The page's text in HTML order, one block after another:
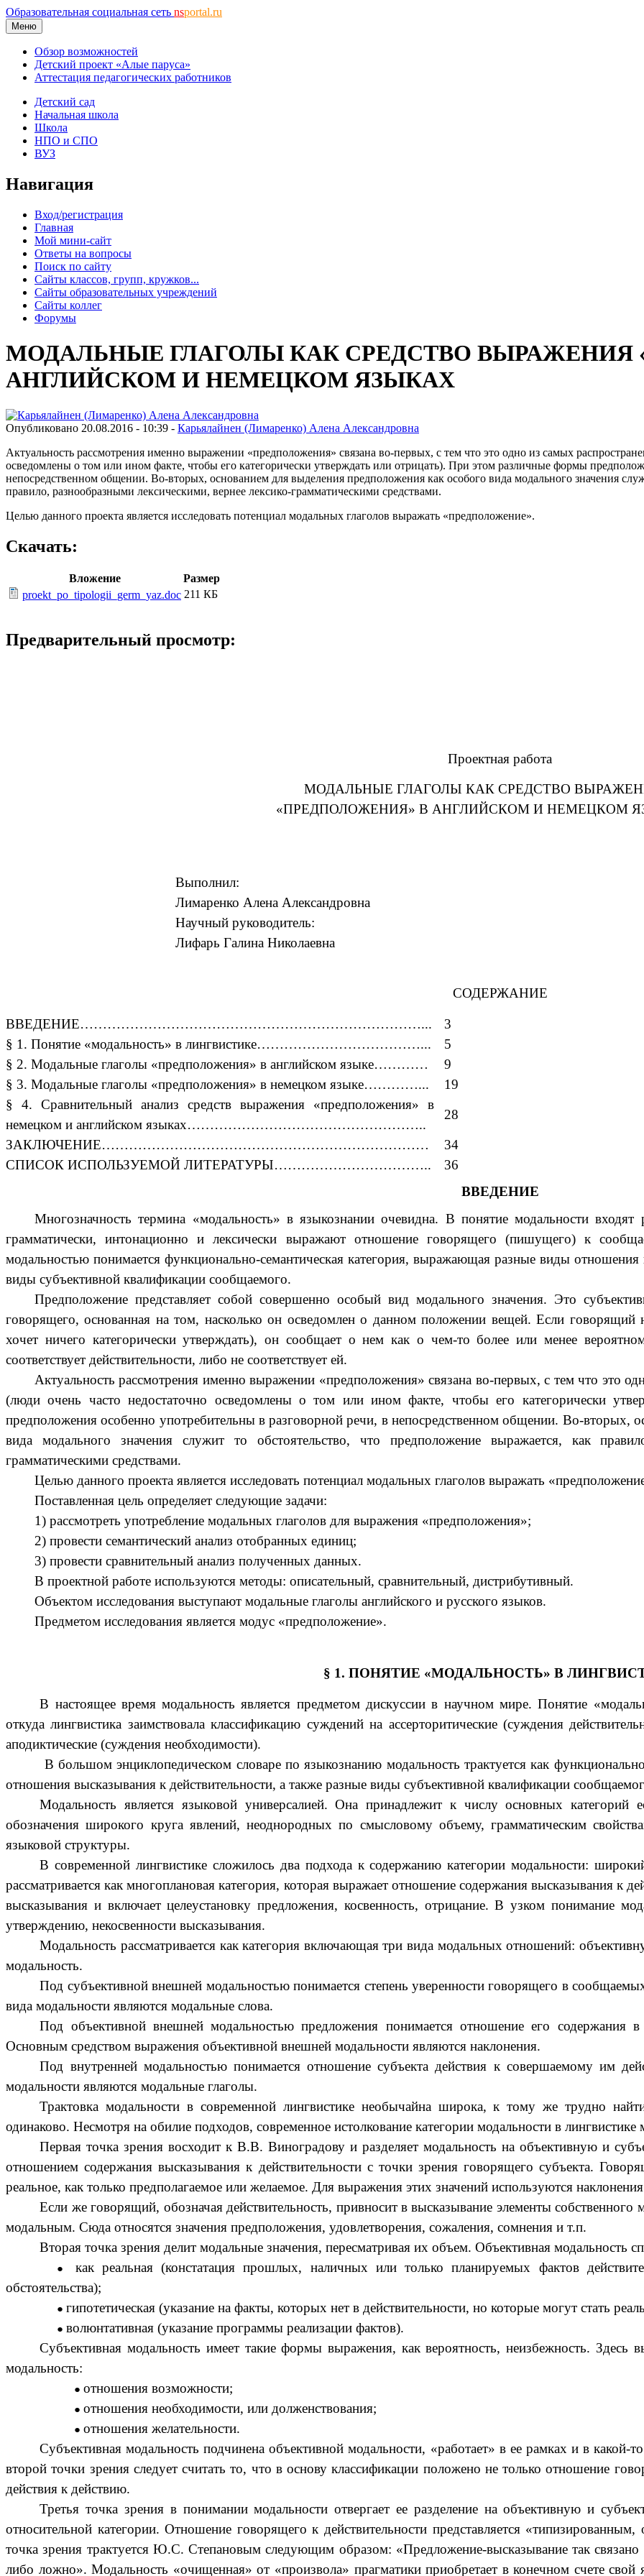
Образовательная социальная сеть nsportal.ru
Меню
Обзор возможностей
Детский проект «Алые паруса»
Аттестация педагогических работников
Детский сад
Начальная школа
Школа
НПО и СПО
ВУЗ
Навигация
Вход/регистрация
Главная
Мой мини-сайт
Ответы на вопросы
Поиск по сайту
Сайты классов, групп, кружков...
Сайты образовательных учреждений
Сайты коллег
Форумы
МОДАЛЬНЫЕ ГЛАГОЛЫ КАК СРЕДСТВО ВЫРАЖЕНИЯ
АНГЛИЙСКОМ И НЕМЕЦКОМ ЯЗЫКАХ
Опубликовано 20.08.2016 - 10:39 - Карьялайнен (Лимаренко) Алена Александровна
Актуальность рассмотрения именно выражении «предположения» связана во-первых, с тем что это одно из самых
осведомлены о том или ином факте, чтобы его категорически утверждать или отрицать). При этом различные формы
непосредственном общении. Во-вторых, основанием для выделения предположения как особого вида модального значения
правило, разнообразными лексическими, вернее лексико-грамматическими средствами.
Целью данного проекта является исследовать потенциал модальных глаголов выражать «предположение».
Скачать:
Вложение
Размер
proekt_po_tipologii_germ_yaz.doc 211 КБ
Предварительный просмотр:
Проектная работа
МОДАЛЬНЫЕ ГЛАГОЛЫ КАК СРЕДСТВО
«ПРЕДПОЛОЖЕНИЯ» В АНГЛИЙСКОМ И НЕМЕЦКОМ
Выполнил:
Лимаренко Алена Александровна
Научный руководитель:
Лифарь Галина Николаевна
СОДЕРЖАНИЕ
ВВЕДЕНИЕ…………………………………………………………………...
3
§ 1. Понятие «модальность» в лингвистике………………………………...
5
§ 2. Модальные глаголы «предположения» в английском языке…………
9
§ 3. Модальные глаголы «предположения» в немецком языке…………...
19
§ 4. Сравнительный анализ средств выражения «предположения» в
немецком и английском языках……………………………………………..
28
ЗАКЛЮЧЕНИЕ………………………………………………………………
34
СПИСОК ИСПОЛЬЗУЕМОЙ ЛИТЕРАТУРЫ……………………………..
36
ВВЕДЕНИЕ
Многозначность термина «модальность» в языкознании очевидна. В понятие модальности
грамматически, интонационно и лексически выражают отношение говорящего (пишущего) к
модальностью понимается функционально-семантическая категория, выражающая разные виды отношения
виды субъективной квалификации сообщаемого.
Предположение представляет собой совершенно особый вид модального значения. Это
говорящего, основанная на том, насколько он осведомлен о данном положении вещей. Если говорящий
хочет ничего категорически утверждать), он сообщает о нем как о чем-то более или менее
соответствует действительности, либо не соответствует ей.
Актуальность рассмотрения именно выражении «предположения» связана во-первых, с тем что это
(люди очень часто недостаточно осведомлены о том или ином факте, чтобы его категорически
предположения особенно употребительны в разговорной речи, в непосредственном общении. Во-вторых,
вида модального значения служит то обстоятельство, что предположение выражается, как
грамматическими средствами.
Целью данного проекта является исследовать потенциал модальных глаголов выражать
Поставленная цель определяет следующие задачи:
1) рассмотреть употребление модальных глаголов для выражения «предположения»;
2) провести семантический анализ отобранных единиц;
3) провести сравнительный анализ полученных данных.
В проектной работе используются методы: описательный, сравнительный, дистрибутивный.
Объектом исследования выступают модальные глаголы английского и русского языков.
Предметом исследования является модус «предположение».
§ 1. ПОНЯТИЕ «МОДАЛЬНОСТЬ» В
В настоящее время модальность является предметом дискуссии в научном мире. Понятие
откуда лингвистика заимствовала классификацию суждений на ассерторитические (суждения
аподиктические (суждения необходимости).
В большом энциклопедическом словаре по языкознанию модальность трактуется как
отношения высказывания к действительности, а также разные виды субъективной квалификации
Модальность является языковой универсалией. Она принадлежит к числу основных категорий
обозначения широкого круга явлений, неоднородных по смысловому объему, грамматическим
языковой структуры.
В современной лингвистике сложилось два подхода к содержанию категории модальности:
рассматривается как многоплановая категория, которая выражает отношение содержания высказывания к
высказывания и включает целеустановку предложения, косвенность, отрицание. В узком понимание
утверждению, некосвенности высказывания.
Модальность рассматривается как категория включающая три вида модальных отношений:
модальность.
Под субъективной внешней модальностью понимается степень уверенности говорящего в
вида модальности являются модальные слова.
Под объективной внешней модальностью предложения понимается отношение его содержания в
Основным средством выражения объективной внешней модальности являются наклонения.
Под внутренней модальностью понимается отношение субъекта действия к совершаемому им
модальности являются модальные глаголы.
Трактовка модальности в современной лингвистике необычайна широка, к тому же трудно
одинаково. Несмотря на обилие подходов, современное истолкование категории модальности в
Первая точка зрения восходит к В.В. Виноградову и разделяет модальность на объективную и
отношением содержания высказывания к действительности с точки зрения говорящего субъекта.
реальное, как только предполагаемое или желаемое. Для выражения этих значений используются наклонения
Если же говорящий, обозначая действительность, привносит в высказывание элементы собственного
модальным. Сюда относятся значения предположения, удовлетворения, сожаления, сомнения и т.п.
Вторая точка зрения делит модальные значения, пересматривая их объем. Объективная модальность
как реальная (констатация прошлых, наличных или только планируемых фактов
обстоятельства);
гипотетическая (указание на факты, которых нет в действительности, но которые могут стать
волюнтативная (указание программы реализации фактов).
Субъективная модальность имеет такие формы выражения, как вероятность, неизбежность. Здесь
модальность:
отношения возможности;
отношения необходимости, или долженствования;
отношения желательности.
Субъективная модальность подчинена объективной модальности, «работает» в ее рамках и в какой-
второй точки зрения следует считать то, что в основу классификации положено не только отношение
действия к действию.
Третья точка зрения в понимании модальности отвергает ее разделение на объективную и
относительной категории. Отношение говорящего к действительности представляется
точка зрения трактуется Ю.С. Степановым следующим образом: «Предложение-высказывание так
либо ложно». Модальность «очищенная» от «произвола» прагматики приобретает в конечном счете